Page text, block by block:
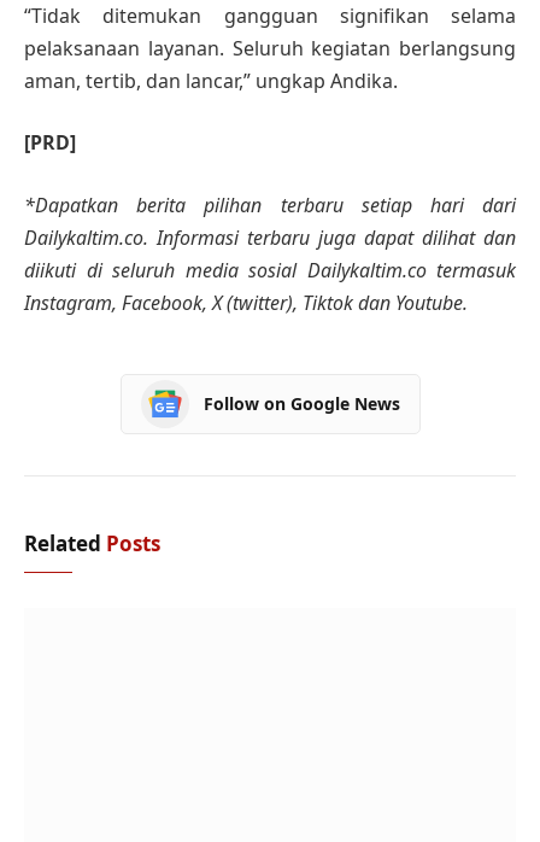
“Tidak ditemukan gangguan signifikan selama
pelaksanaan layanan. Seluruh kegiatan berlangsung
aman, tertib, dan lancar,” ungkap Andika.
[PRD]
*Dapatkan berita pilihan terbaru setiap hari dari
Dailykaltim.co. Informasi terbaru juga dapat dilihat dan
diikuti di seluruh media sosial Dailykaltim.co termasuk
Instagram, Facebook, X (twitter), Tiktok dan Youtube.
Follow on Google News
Related Posts